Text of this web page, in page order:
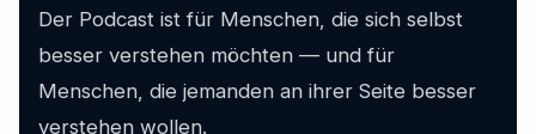
Der Podcast ist für Menschen, die sich selbst
besser verstehen möchten — und für
Menschen, die jemanden an ihrer Seite besser
verstehen wollen.